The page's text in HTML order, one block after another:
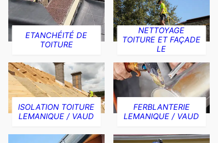
ETANCHÉITÉ DE
TOITURE
NETTOYAGE
TOITURE ET FAÇADE
LE
ISOLATION TOITURE
LEMANIQUE / VAUD
FERBLANTERIE
LEMANIQUE / VAUD